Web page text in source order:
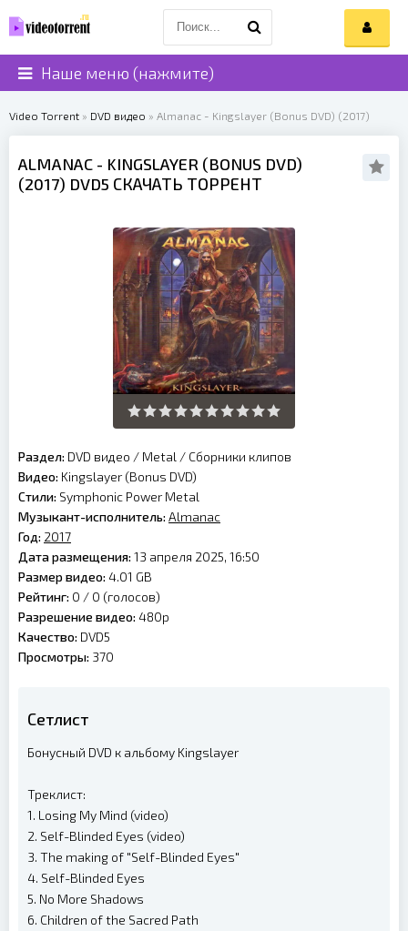
Наше меню (нажмите)
Video Torrent » DVD видео » Almanac - Kingslayer (Bonus DVD) (2017)
ALMANAC - KINGSLAYER (BONUS DVD)
(2017) DVD5 СКАЧАТЬ ТОРРЕНТ
Раздел: DVD видео / Metal / Сборники клипов
Видео: Kingslayer (Bonus DVD)
Стили: Symphonic Power Metal
Музыкант-исполнитель: Almanac
Год: 2017
Дата размещения: 13 апреля 2025, 16:50
Размер видео: 4.01 GB
Рейтинг: 0 / 0 (голосов)
Разрешение видео: 480p
Качество: DVD5
Просмотры: 370
Сетлист
Бонусный DVD к альбому Kingslayer
Треклист:
1. Losing My Mind (video)
2. Self-Blinded Eyes (video)
3. The making of "Self-Blinded Eyes"
4. Self-Blinded Eyes
5. No More Shadows
6. Children of the Sacred Path